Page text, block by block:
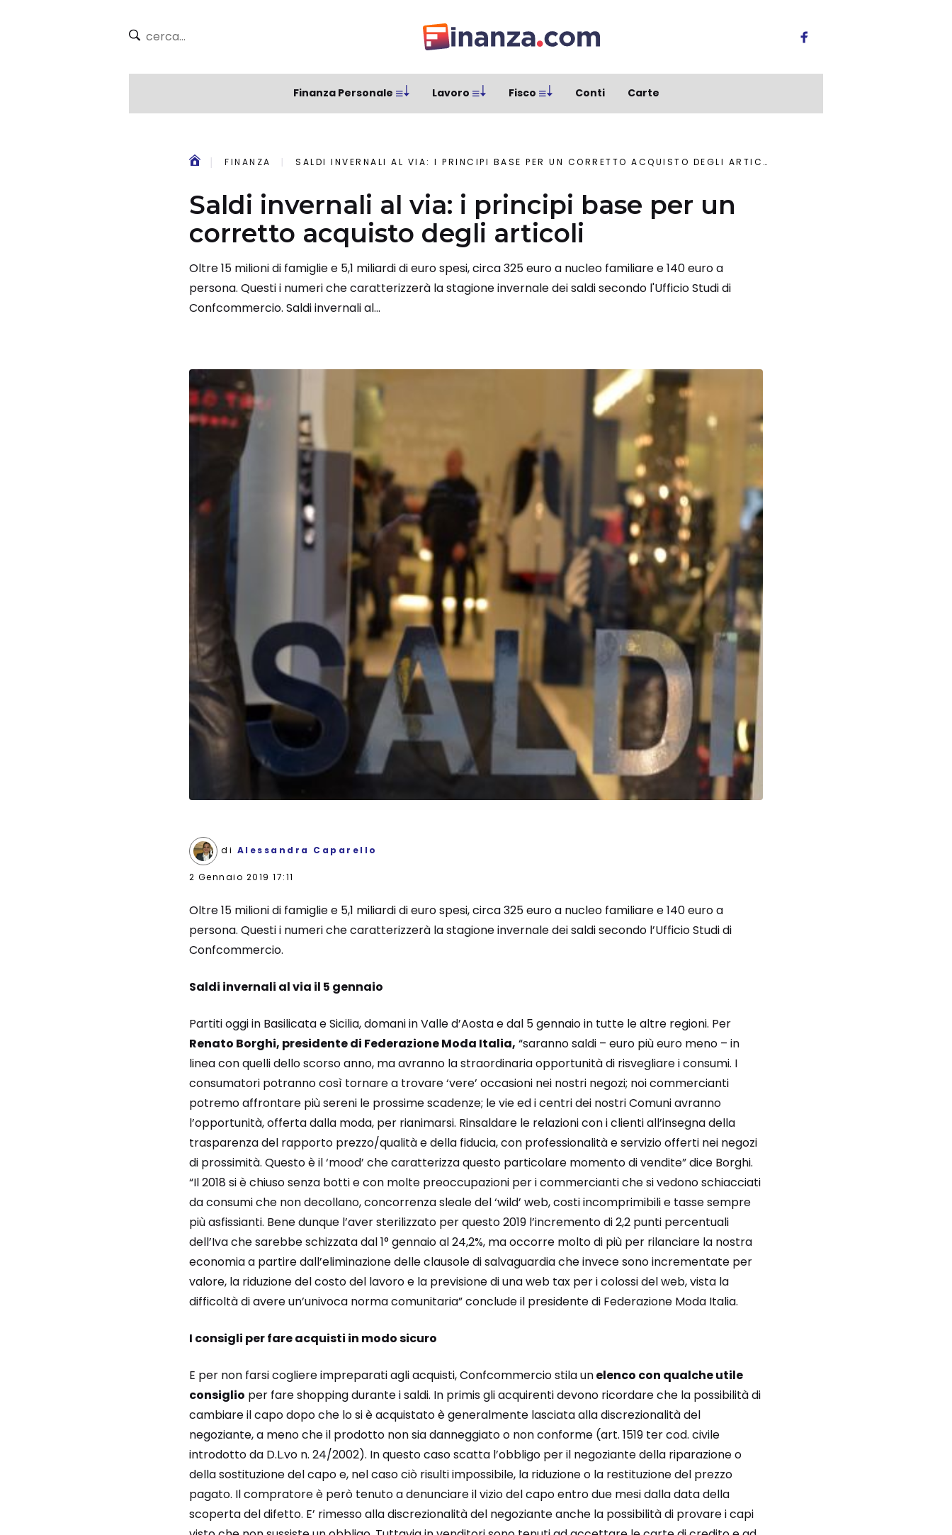
Finanza Personale Lavoro Fisco Conti Carte
FINANZA SALDI INVERNALI AL VIA: I PRINCIPI BASE PER UN CORRETTO ACQUISTO DEGLI ARTICOLI
Saldi invernali al via: i principi base per un
corretto acquisto degli articoli
Oltre 15 milioni di famiglie e 5,1 miliardi di euro spesi, circa 325 euro a nucleo familiare e 140 euro a
persona. Questi i numeri che caratterizzerà la stagione invernale dei saldi secondo l'Ufficio Studi di
Confcommercio. Saldi invernali al...
di Alessandra Caparello
2 Gennaio 2019 17:11
Oltre 15 milioni di famiglie e 5,1 miliardi di euro spesi, circa 325 euro a nucleo familiare e 140 euro a
persona. Questi i numeri che caratterizzerà la stagione invernale dei saldi secondo l’Ufficio Studi di
Confcommercio.
Saldi invernali al via il 5 gennaio
Partiti oggi in Basilicata e Sicilia, domani in Valle d’Aosta e dal 5 gennaio in tutte le altre regioni. Per
Renato Borghi, presidente di Federazione Moda Italia, “saranno saldi – euro più euro meno – in
linea con quelli dello scorso anno, ma avranno la straordinaria opportunità di risvegliare i consumi. I
consumatori potranno così tornare a trovare ‘vere’ occasioni nei nostri negozi; noi commercianti
potremo affrontare più sereni le prossime scadenze; le vie ed i centri dei nostri Comuni avranno
l’opportunità, offerta dalla moda, per rianimarsi. Rinsaldare le relazioni con i clienti all’insegna della
trasparenza del rapporto prezzo/qualità e della fiducia, con professionalità e servizio offerti nei negozi
di prossimità. Questo è il ‘mood’ che caratterizza questo particolare momento di vendite” dice Borghi.
“Il 2018 si è chiuso senza botti e con molte preoccupazioni per i commercianti che si vedono schiacciati
da consumi che non decollano, concorrenza sleale del ‘wild’ web, costi incomprimibili e tasse sempre
più asfissianti. Bene dunque l’aver sterilizzato per questo 2019 l’incremento di 2,2 punti percentuali
dell’Iva che sarebbe schizzata dal 1° gennaio al 24,2%, ma occorre molto di più per rilanciare la nostra
economia a partire dall’eliminazione delle clausole di salvaguardia che invece sono incrementate per
valore, la riduzione del costo del lavoro e la previsione di una web tax per i colossi del web, vista la
difficoltà di avere un’univoca norma comunitaria” conclude il presidente di Federazione Moda Italia.
I consigli per fare acquisti in modo sicuro
E per non farsi cogliere impreparati agli acquisti, Confcommercio stila unelenco con qualche utile
consiglio per fare shopping durante i saldi. In primis gli acquirenti devono ricordare che la possibilità di
cambiare il capo dopo che lo si è acquistato è generalmente lasciata alla discrezionalità del
negoziante, a meno che il prodotto non sia danneggiato o non conforme (art. 1519 ter cod. civile
introdotto da D.L.vo n. 24/2002). In questo caso scatta l’obbligo per il negoziante della riparazione o
della sostituzione del capo e, nel caso ciò risulti impossibile, la riduzione o la restituzione del prezzo
pagato. Il compratore è però tenuto a denunciare il vizio del capo entro due mesi dalla data della
scoperta del difetto. E’ rimesso alla discrezionalità del negoziante anche la possibilità di provare i capi